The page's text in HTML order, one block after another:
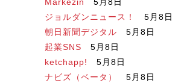
ジョルダンニュース！
5月8日
朝日新聞デジタル 5月8日
起業SNS 5月8日
ketchapp!
5月8日
ナビズ（ベータ）
5月8日